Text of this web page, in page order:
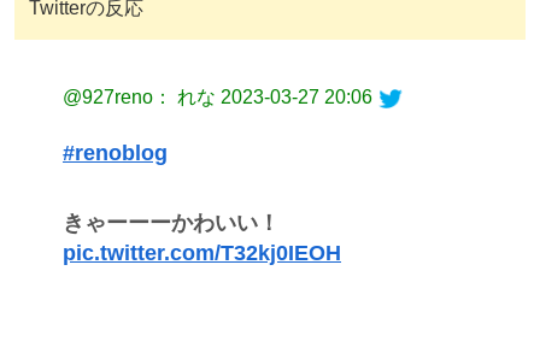
Twitterの反応
@927reno： れな 2023-03-27 20:06
#renoblog
きゃーーーかわいい！
pic.twitter.com/T32kj0IEOH